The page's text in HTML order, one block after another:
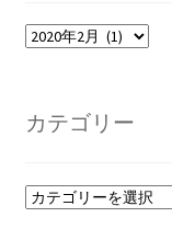
ア
ブ
カテゴリー
カ